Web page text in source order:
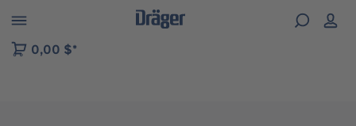
to B2B platform navigation
0,00 $*